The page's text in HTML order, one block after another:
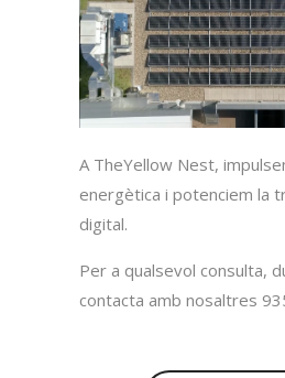
A TheYellow Nest,
energètica i potenciem la
digital.
Per a qualsevol consulta,
contacta amb nosaltres